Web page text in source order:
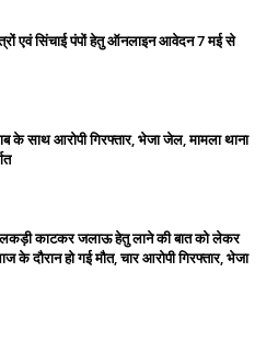
एवं सिंचाई पंपों हेतु ऑनलाइन आवेदन 7 मई से
के साथ आरोपी गिरफ्तार, भेजा जेल, मामला थाना
काटकर जलाऊ हेतु लाने की बात को लेकर
के दौरान हो गई मौत, चार आरोपी गिरफ्तार, भेजा